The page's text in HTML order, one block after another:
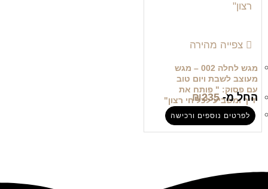
צפייה מהירה
מגש לחלה 002 – מגש
מעוצב לשבת ויום טוב
עם פסוק: " פותח את
ידיך ומשביע לכל חי רצון"
החל מ- ₪235
לפרטים נוספים ורכישה